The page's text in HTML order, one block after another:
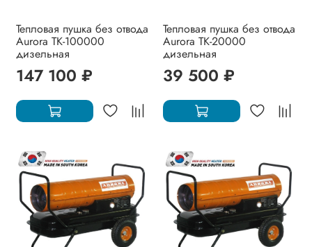
Тепловая пушка без отвода
Aurora TK-100000
дизельная
147 100 ₽
Тепловая пушка без отвода
Aurora TK-20000
дизельная
39 500 ₽